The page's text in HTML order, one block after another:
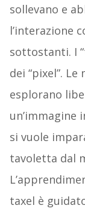
sollevano e
l’interazione
sottostanti. I
dei “pixel”.
esplorano
un’immagine
si vuole
tavoletta dal
taxel è